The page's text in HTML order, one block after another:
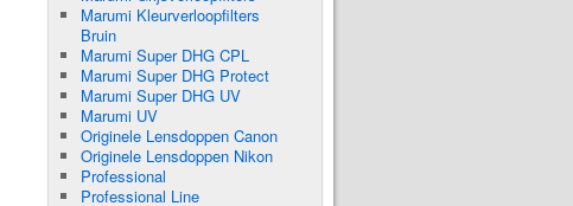
Marumi Kleurverloopfilters
Bruin
Marumi Super DHG CPL
Marumi Super DHG Protect
Marumi Super DHG UV
Marumi UV
Originele Lensdoppen Canon
Originele Lensdoppen Nikon
Professional
Professional Line